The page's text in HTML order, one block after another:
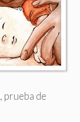
, prueba de